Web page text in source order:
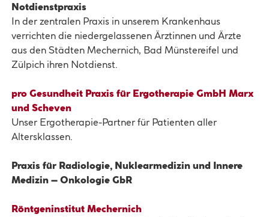
Notdienstpraxis
In der zentralen Praxis in unserem Krankenhaus
verrichten die niedergelassenen Ärztinnen und Ärzte
aus den Städten Mechernich, Bad Münstereifel und
Zülpich ihren Notdienst.
pro Gesundheit Praxis für Ergotherapie GmbH Marx
und Scheven
Unser Ergotherapie-Partner für Patienten aller
Altersklassen.
Praxis für Radiologie, Nuklearmedizin und Innere
Medizin – Onkologie GbR
Röntgeninstitut Mechernich